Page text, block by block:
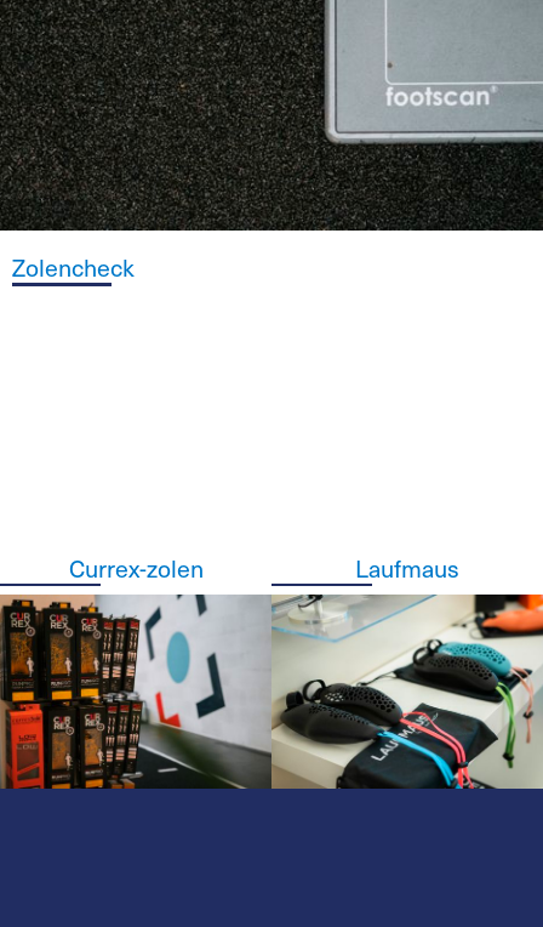
Zolencheck
Currex-zolen Laufmaus